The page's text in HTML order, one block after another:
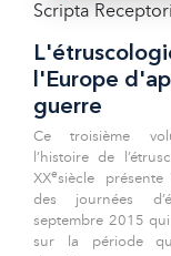
Scripta
l'Europe
guerre
Ce troisième
l’histoire de
XXesiècle
des journées
septembre 2015
sur la période